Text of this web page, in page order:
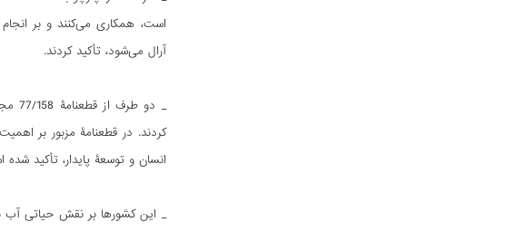
است، همکاری می‌کنند و بر
آرال می‌شود، تأکید کردند.
کردند. در قطعنامۀ مزبور بر
انسان و توسعۀ پایدار، تأکید شده است. طرف‌ها از